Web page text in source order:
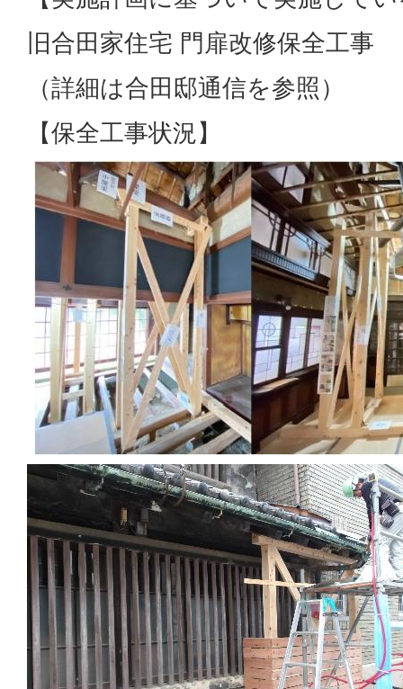
旧合田家住宅 門扉改修保全工事
（詳細は合田邸通信を参照）
【保全工事状況】